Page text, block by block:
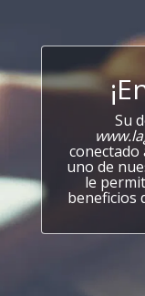
Su
conectado
uno de
le
beneficios